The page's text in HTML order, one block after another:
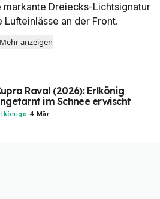
markante Dreiecks-Lichtsignatur
an der Front.
Mehr anzeigen
Raval (2026): Erlkönig
im Schnee erwischt
-4 Mär.